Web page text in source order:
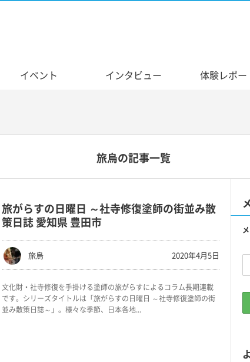
イベント インタビュー 体験レポー
旅烏の記事一覧
旅がらすの日曜日 ～社寺修復塗師の街並み散
策日誌 愛知県 豊田市
旅烏 2020年4月5日
文化財・社寺修復を手掛ける塗師の旅がらすによるコラム長期連載
です。シリーズタイトルは「旅がらすの日曜日 ～社寺修復塗師の街
並み散策日誌～」。様々な季節、日本各地...